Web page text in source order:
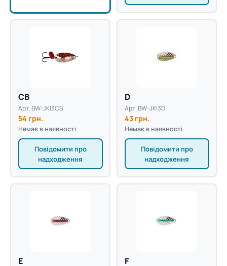
CB
Арт. BW-JKI3CB
54 грн.
Немає в наявності
Повідомити про
надходження
D
Арт. BW-JKI3D
43 грн.
Немає в наявності
Повідомити про
надходження
E F